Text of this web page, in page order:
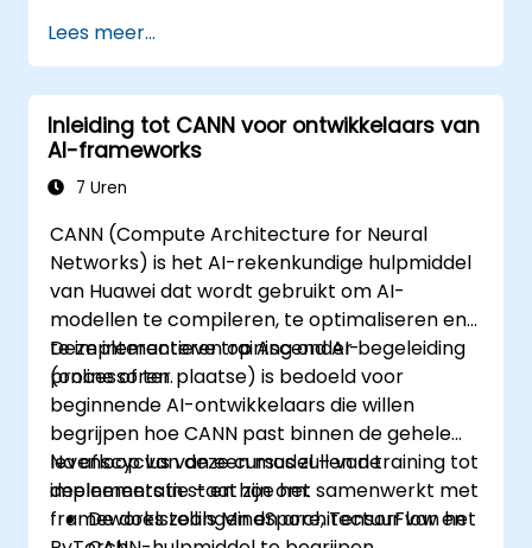
Lees meer...
Inleiding tot CANN voor ontwikkelaars van
AI-frameworks
7 Uren
CANN (Compute Architecture for Neural
Networks) is het AI-rekenkundige hulpmiddel
van Huawei dat wordt gebruikt om AI-
modellen te compileren, te optimaliseren en
te implementeren op Ascend AI-
processoren.
Deze interactieve training onder begeleiding
(online of ter plaatse) is bedoeld voor
beginnende AI-ontwikkelaars die willen
begrijpen hoe CANN past binnen de gehele
levenscyclus van een model – van training tot
implementatie – en hoe het samenwerkt met
frameworks zoals MindSpore, TensorFlow en
Na afloop van deze cursus zullen de
deelnemers in staat zijn om:
De doelstellingen en architectuur van het